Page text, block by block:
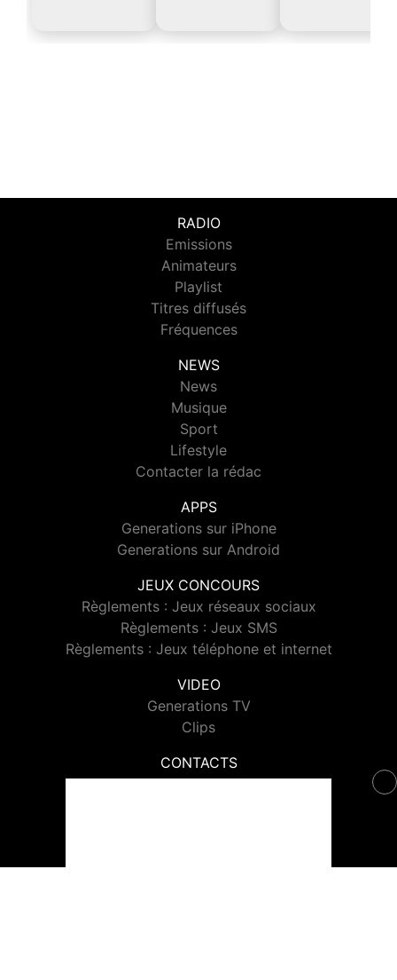
RADIO
Emissions
Animateurs
Playlist
Titres diffusés
Fréquences
NEWS
News
Musique
Sport
Lifestyle
Contacter la rédac
APPS
Generations sur iPhone
Generations sur Android
JEUX CONCOURS
Règlements : Jeux réseaux sociaux
Règlements : Jeux SMS
Règlements : Jeux téléphone et internet
VIDEO
Generations TV
Clips
CONTACTS
Contacter Generations